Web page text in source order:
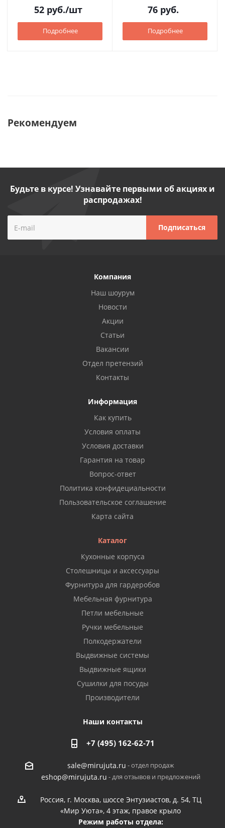
52 руб./шт
Подробнее
76 руб.
Подробнее
Рекомендуем
Будьте в курсе! Узнавайте первыми об акциях и
распродажах!
Компания
Наш шоурум
Новости
Акции
Статьи
Вакансии
Отдел претензий
Контакты
Информация
Как купить
Условия оплаты
Условия доставки
Гарантия на товар
Вопрос-ответ
Политика конфидециальности
Пользовательское соглашение
Карта сайта
Каталог
Кухонные корпуса
Столешницы и аксессуары
Фурнитура для гардеробов
Мебельная фурнитура
Петли мебельные
Ручки мебельные
Полкодержатели
Выдвижные системы
Выдвижные ящики
Сушилки для посуды
Производители
Наши контакты
+7 (495) 162-62-71
sale@mirujuta.ru - отдел продаж
eshop@mirujuta.ru - для отзывов и предложений
Россия, г. Москва, шоссе Энтузиастов, д. 54, ТЦ
«Мир Уюта», 4 этаж, правое крыло
Режим работы отдела: